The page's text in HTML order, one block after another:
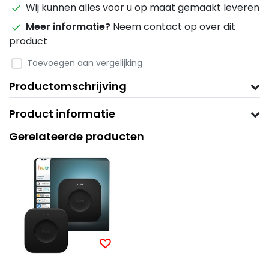
Wij kunnen alles voor u op maat gemaakt leveren
Meer informatie? Neem contact op over dit
product
Toevoegen aan vergelijking
Productomschrijving
Product informatie
Gerelateerde producten